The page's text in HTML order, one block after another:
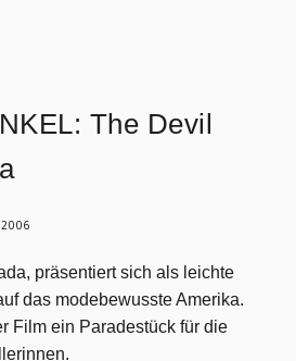
The Devil
präsentiert sich als leichte
das modebewusste Amerika.
Film ein Paradestück für die